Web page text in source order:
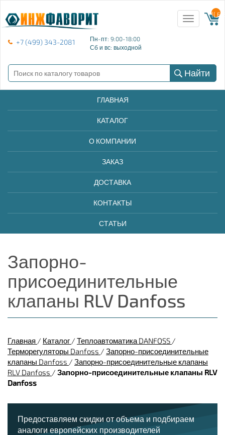
+7 (499) 343-2081
Пн-пт: 9:00-18:00
Сб и вс: выходной
Toggle
navigation
{{
Найти
ГЛАВНАЯ
КАТАЛОГ
О КОМПАНИИ
ЗАКАЗ
ДОСТАВКА
КОНТАКТЫ
СТАТЬИ
Запорно-
присоединительные
клапаны RLV Danfoss
Главная / Каталог / Теплоавтоматика DANFOSS /
Терморегуляторы Danfoss / Запорно-присоединительные
клапаны Danfoss / Запорно-присоединительные клапаны
RLV Danfoss / Запорно-присоединительные клапаны RLV
Danfoss
Предоставляем скидки от объема и подбираем
аналоги европейских производителей